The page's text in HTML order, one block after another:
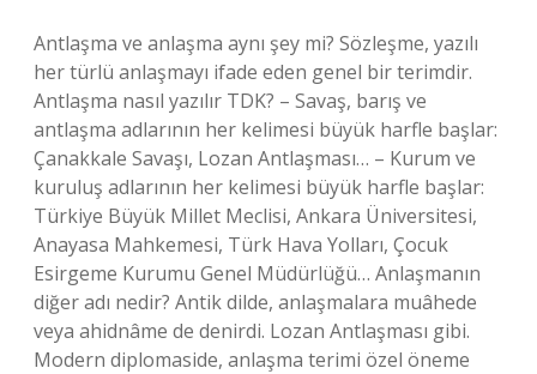
Antlaşma ve anlaşma aynı şey mi? Sözleşme, yazılı
her türlü anlaşmayı ifade eden genel bir terimdir.
Antlaşma nasıl yazılır TDK? – Savaş, barış ve
antlaşma adlarının her kelimesi büyük harfle başlar:
Çanakkale Savaşı, Lozan Antlaşması… – Kurum ve
kuruluş adlarının her kelimesi büyük harfle başlar:
Türkiye Büyük Millet Meclisi, Ankara Üniversitesi,
Anayasa Mahkemesi, Türk Hava Yolları, Çocuk
Esirgeme Kurumu Genel Müdürlüğü… Anlaşmanın
diğer adı nedir? Antik dilde, anlaşmalara muâhede
veya ahidnâme de denirdi. Lozan Antlaşması gibi.
Modern diplomaside, anlaşma terimi özel öneme